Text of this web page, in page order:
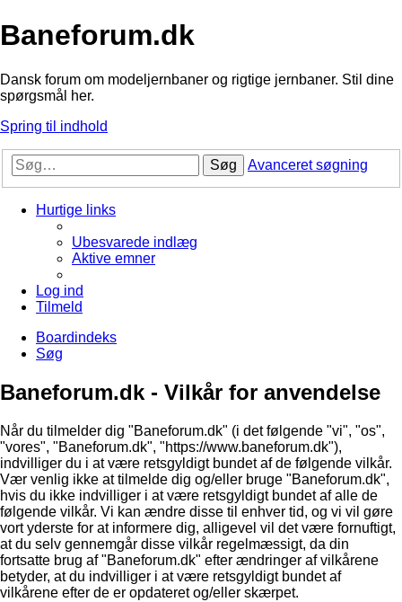
Baneforum.dk
Dansk forum om modeljernbaner og rigtige jernbaner. Stil dine
spørgsmål her.
Spring til indhold
Søg Avanceret søgning
Hurtige links
Ubesvarede indlæg
Aktive emner
Log ind
Tilmeld
Boardindeks
Søg
Baneforum.dk - Vilkår for anvendelse
Når du tilmelder dig "Baneforum.dk" (i det følgende "vi", "os",
"vores", "Baneforum.dk", "https://www.baneforum.dk"),
indvilliger du i at være retsgyldigt bundet af de følgende vilkår.
Vær venlig ikke at tilmelde dig og/eller bruge "Baneforum.dk",
hvis du ikke indvilliger i at være retsgyldigt bundet af alle de
følgende vilkår. Vi kan ændre disse til enhver tid, og vi vil gøre
vort yderste for at informere dig, alligevel vil det være fornuftigt,
at du selv gennemgår disse vilkår regelmæssigt, da din
fortsatte brug af "Baneforum.dk" efter ændringer af vilkårene
betyder, at du indvilliger i at være retsgyldigt bundet af
vilkårene efter de er opdateret og/eller skærpet.